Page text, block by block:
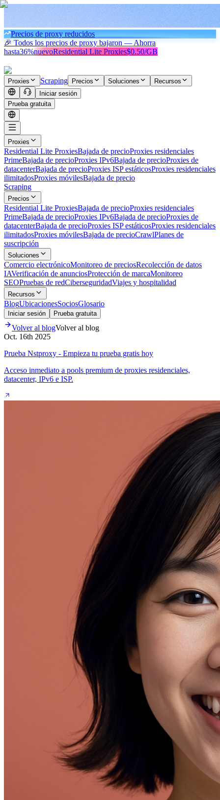
Precios de proxy reducidos
🎉 Todos los precios de proxy bajaron — Ahorra
hasta36%nuevoResidential Lite Proxies$0.50/GB
Proxies Scraping Precios Soluciones
Recursos
Iniciar sesión
Prueba gratuita
Proxies
Residential Lite ProxiesBajada de precioProxies residenciales
PrimeBajada de precioProxies IPv6Bajada de precioProxies de
datacenterBajada de precioProxies ISP estáticosProxies residenciales
ilimitadosProxies móvilesBajada de precio
Scraping
Precios
Residential Lite ProxiesBajada de precioProxies residenciales
PrimeBajada de precioProxies IPv6Bajada de precioProxies de
datacenterBajada de precioProxies ISP estáticosProxies residenciales
ilimitadosProxies móvilesBajada de precioCrawlPlanes de
suscripción
Soluciones
Comercio electrónicoMonitoreo de preciosRecolección de datos
IAVerificación de anunciosProtección de marcaMonitoreo
SEOPruebas de redCiberseguridadViajes y hospitalidad
Recursos
BlogUbicacionesSociosGlosario
Iniciar sesión Prueba gratuita
Volver al blogVolver al blog
Oct. 16th 2025
Prueba Nstproxy - Empieza tu prueba gratis hoy
Acceso inmediato a pools premium de proxies residenciales,
datacenter, IPv6 e ISP.